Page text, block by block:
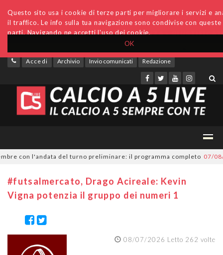
OK
Questo sito usa i cookie di terze parti per migliorare i servizi e
il traffico. Le info sulla tua navigazione sono condivise con
parti. Navigando ne accetti l'uso dei cookie.
Accedi Archivio Invio comunicati Redazione
l'andata del turno preliminare: il programma completo 07/08/
#futsalmercato, Drago Acireale: Kevin
Vigna potenzia il gruppo dei numeri 1
08/07/2026 Letto 262 volte